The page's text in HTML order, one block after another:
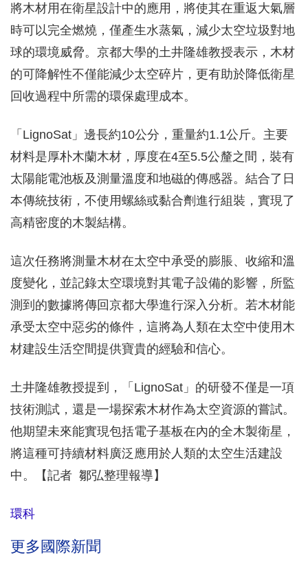
將木材用在衛星設計中的應用，將使其在重返大氣層
時可以完全燃燒，僅產生水蒸氣，減少太空垃圾對地
球的環境威脅。京都大學的土井隆雄教授表示，木材
的可降解性不僅能減少太空碎片，更有助於降低衛星
回收過程中所需的環保處理成本。
「LignoSat」邊長約10公分，重量約1.1公斤。主要
材料是厚朴木蘭木材，厚度在4至5.5公釐之間，裝有
太陽能電池板及測量溫度和地磁的傳感器。結合了日
本傳統技術，不使用螺絲或黏合劑進行組裝，實現了
高精密度的木製結構。
這次任務將測量木材在太空中承受的膨脹、收縮和溫
度變化，並記錄太空環境對其電子設備的影響，所監
測到的數據將傳回京都大學進行深入分析。若木材能
承受太空中惡劣的條件，這將為人類在太空中使用木
材建設生活空間提供寶貴的經驗和信心。
土井隆雄教授提到，「LignoSat」的研發不僅是一項
技術測試，還是一場探索木材作為太空資源的嘗試。
他期望未來能實現包括電子基板在內的全木製衛星，
將這種可持續材料廣泛應用於人類的太空生活建設
中。【記者 鄒弘整理報導】
環科
更多國際新聞